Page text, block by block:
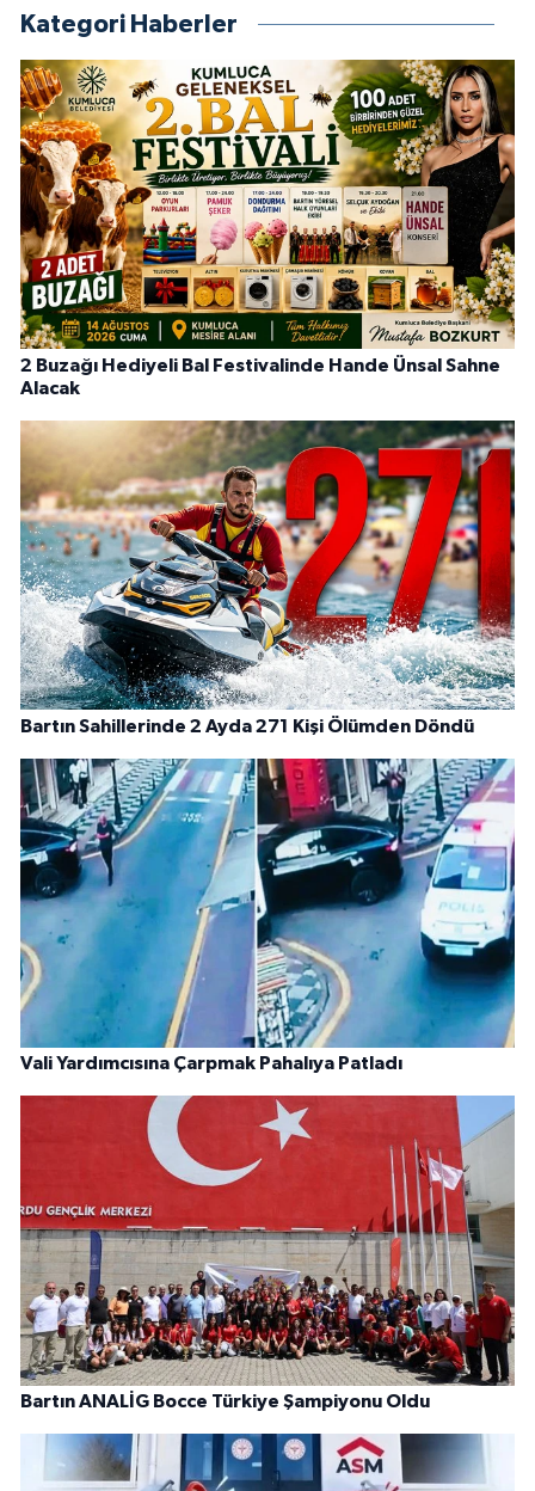
Kategori Haberler
2 Buzağı Hediyeli Bal Festivalinde Hande Ünsal Sahne
Alacak
Bartın Sahillerinde 2 Ayda 271 Kişi Ölümden Döndü
Vali Yardımcısına Çarpmak Pahalıya Patladı
Bartın ANALİG Bocce Türkiye Şampiyonu Oldu